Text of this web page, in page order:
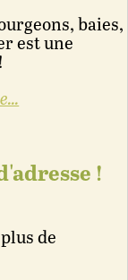
baies,
est une
!
de